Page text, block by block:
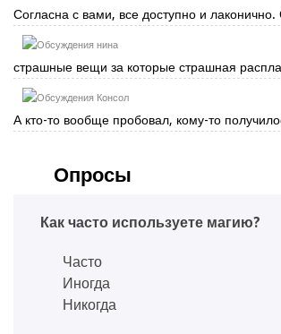
Согласна с вами, все доступно и
нина
страшные вещи за которые страшная
Консол
А кто-то вообще пробовал, кому-то
Опросы
Как часто используете магию?
Часто
Иногда
Никогда